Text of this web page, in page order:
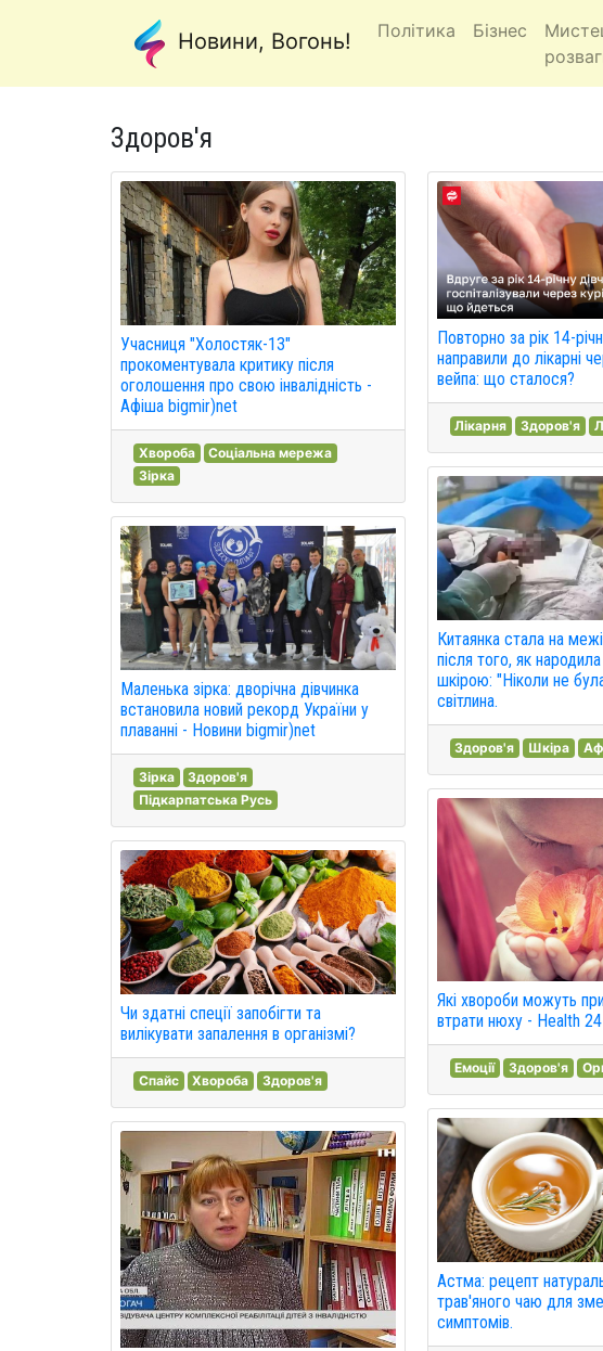
Новини, Вогонь! Політика Бізнес
Здоров'я
Учасниця "Холостяк-13"
прокоментувала критику після
оголошення про свою інвалідність -
Афіша bigmir)net
Хвороба
Соціальна мережа
Зірка
Маленька зірка: дворічна дівчинка
встановила новий рекорд України у
плаванні - Новини bigmir)net
Зірка
Здоров'я
Підкарпатська Русь
Чи здатні спеції запобігти та
вилікувати запалення в організмі?
Спайс Хвороба Здоров'я
Повторно за рік 14-
направили до лікарні
вейпа: що сталося?
Лікарня Здоров'я
Китаянка стала на
після того, як
шкірою: "Ніколи не
світлина.
Здоров'я Шкіра
Які хвороби можуть
втрати нюху - Health 24
Емоції Здоров'я
Астма: рецепт
трав'яного чаю для
симптомів.